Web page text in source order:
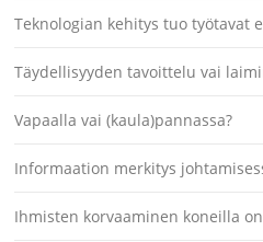
Teknologian kehitys tuo työtavat
Täydellisyyden tavoittelu vai
Vapaalla vai (kaula)pannassa?
Informaation merkitys
Ihmisten korvaaminen koneilla